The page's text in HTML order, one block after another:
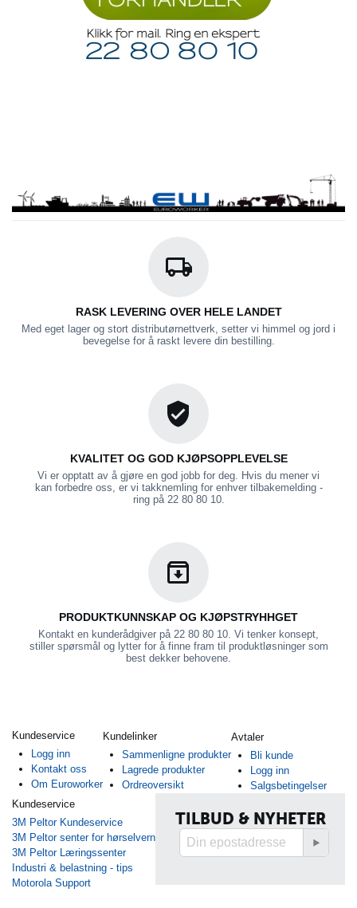
RASK LEVERING OVER HELE LANDET
Med eget lager og stort distributørnettverk, setter vi himmel og jord i
bevegelse for å raskt levere din bestilling.
KVALITET OG GOD KJØPSOPPLEVELSE
Vi er opptatt av å gjøre en god jobb for deg. Hvis du mener vi
kan forbedre oss, er vi takknemling for enhver tilbakemelding -
ring på 22 80 80 10.
PRODUKTKUNNSKAP OG KJØPSTRYHHGET
Kontakt en kunderådgiver på 22 80 80 10. Vi tenker konsept,
stiller spørsmål og lytter for å finne fram til produktløsninger som
best dekker behovene.
Kundeservice
Logg inn
Kontakt oss
Om Euroworker
Kundelinker
Sammenligne produkter
Lagrede produkter
Ordreoversikt
Avtaler
Bli kunde
Logg inn
Salgsbetingelser
Kundeservice
3M Peltor Kundeservice
3M Peltor senter for hørselvern
3M Peltor Læringssenter
Industri & belastning - tips
Motorola Support
TILBUD & NYHETER